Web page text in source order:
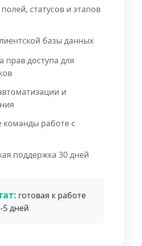
статусов и этапов
базы данных
прав доступа для
и
команды работе с
поддержка 30 дней
готовая к работе
5 дней